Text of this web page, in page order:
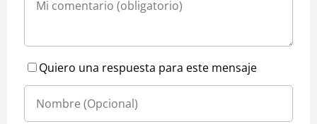
Quiero una respuesta para este mensaje